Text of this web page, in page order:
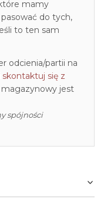
mamy
do tych,
to ten sam
odcienia/partii na
skontaktuj się z
magazynowy jest
spójności